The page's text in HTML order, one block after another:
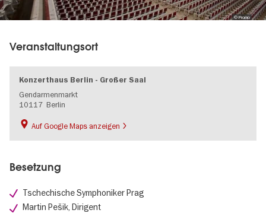
© Promo
Veranstaltungsort
Konzerthaus Berlin - Großer Saal
Gendarmenmarkt
10117 Berlin
Auf Google Maps anzeigen
Besetzung
Tschechische Symphoniker Prag
Martin Pešik, Dirigent